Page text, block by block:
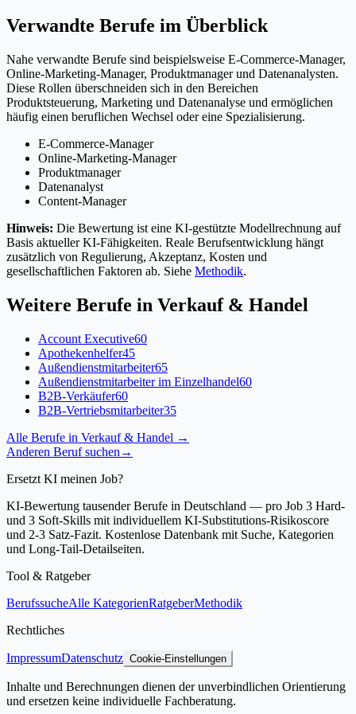
Verwandte Berufe im Überblick
Nahe verwandte Berufe sind beispielsweise E-Commerce-Manager,
Online-Marketing-Manager, Produktmanager und Datenanalysten.
Diese Rollen überschneiden sich in den Bereichen
Produktsteuerung, Marketing und Datenanalyse und ermöglichen
häufig einen beruflichen Wechsel oder eine Spezialisierung.
E-Commerce-Manager
Online-Marketing-Manager
Produktmanager
Datenanalyst
Content-Manager
Hinweis: Die Bewertung ist eine KI-gestützte Modellrechnung auf
Basis aktueller KI-Fähigkeiten. Reale Berufsentwicklung hängt
zusätzlich von Regulierung, Akzeptanz, Kosten und
gesellschaftlichen Faktoren ab. Siehe Methodik.
Weitere Berufe in Verkauf & Handel
Account Executive60
Apothekenhelfer45
Außendienstmitarbeiter65
Außendienstmitarbeiter im Einzelhandel60
B2B-Verkäufer60
B2B-Vertriebsmitarbeiter35
Alle Berufe in Verkauf & Handel →
Anderen Beruf suchen →
Ersetzt KI meinen Job?
KI-Bewertung tausender Berufe in Deutschland — pro Job 3 Hard-
und 3 Soft-Skills mit individuellem KI-Substitutions-Risikoscore
und 2-3 Satz-Fazit. Kostenlose Datenbank mit Suche, Kategorien
und Long-Tail-Detailseiten.
Tool & Ratgeber
BerufssucheAlle KategorienRatgeberMethodik
Rechtliches
ImpressumDatenschutz Cookie-Einstellungen
Inhalte und Berechnungen dienen der unverbindlichen Orientierung
und ersetzen keine individuelle Fachberatung.